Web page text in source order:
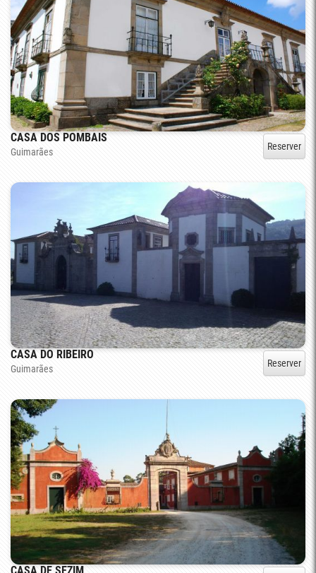
CASA DOS POMBAIS
Guimarães Reserver
CASA DO RIBEIRO
Guimarães Reserver